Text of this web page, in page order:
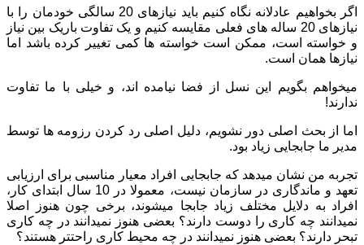
اگر بخواهیم عادلانه نگاه کنیم باید نیازهای 20 سالگی خودمان را با
نیازهای 20 ساله های فعلی مقایسه کنیم و یک تفاوت باریک بین نیاز
و خواسته است، ممکن است خواسته ها کمی تغییر کرده باشد اما
نیازها همان است.
میخواهم بگویم این نسل از فضا نیامده اند، و خیلی با ما تفاوت
ندارند!
اما از بحث اصلی دور نشویم، دلیل اصلی رد کردن رزومه ها توسط
مدیر ما جابجایی زیاد بود.
تجربه من نشان میدهد که جابجایی افراد معیار مناسبی برای ارزیابی
تعهد و ماندگاری در سازمان نیست، معمولا در 10 سال ابتدای کار،
افراد به دلایل مختلف زیاد جابجا میشوند، برخی چون هنوز اصلا
نمیدانند چه کاری را دوست دارند؟ بعضی هنوز نمیدانند در چه کاری
تبحر دارند؟ بعضی هنوز نمیدانند در چه محیط کاری راحتتر هستند؟